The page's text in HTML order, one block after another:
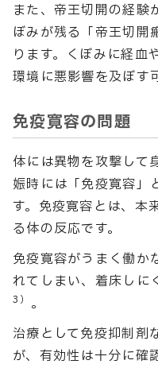
また、帝王切開の経験
ぼみが残る「帝王切開
ります。くぼみに経血
環境に悪影響を及ぼす
免疫寛容の問題
体には異物を攻撃して
娠時には「免疫寛容」
す。免疫寛容とは、本
る体の反応です。
免疫寛容がうまく働か
れてしまい、着床しに
3） 。
治療として免疫抑制剤
が、有効性は十分に確